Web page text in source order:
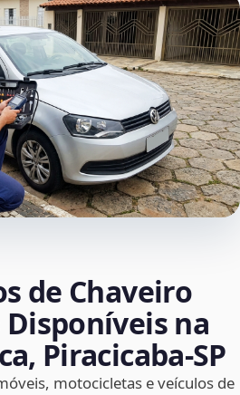
de Chaveiro
na
Piracicaba‑SP
motocicletas e veículos de